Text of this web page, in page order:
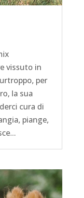
vissuto in
per
la sua
cura di
piange,